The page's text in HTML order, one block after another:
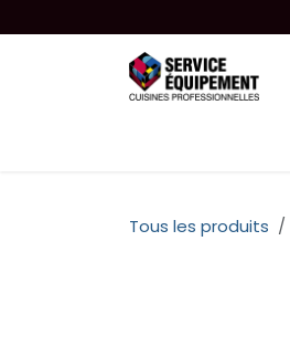
Tous les produits